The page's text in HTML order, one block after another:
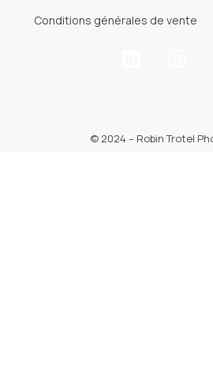
Conditions générales de vente
© 2024 – Robin Trotel